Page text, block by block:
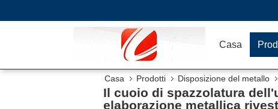
Casa
Casa Prodotti Disposizione del metallo
Stocklot
Il cuoio di spazzolatura
elaborazione metallica